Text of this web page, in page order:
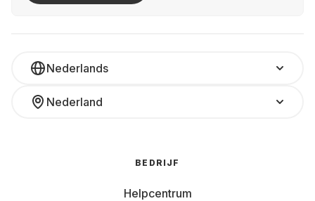
Nederlands
Nederland
BEDRIJF
Helpcentrum